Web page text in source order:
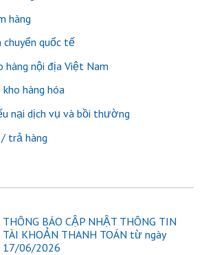
hàng
chuyển quốc tế
hàng nội địa Việt Nam
hàng hóa
nại dịch vụ và bồi thường
trả hàng
THÔNG BÁO CẬP NHẬT THÔNG TIN
TÀI KHOẢN THANH TOÁN từ ngày
17/06/2026